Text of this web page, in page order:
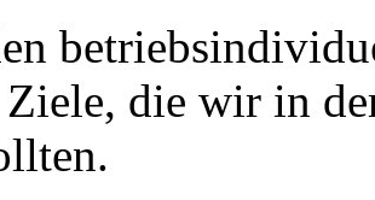
Ziele, die wir in